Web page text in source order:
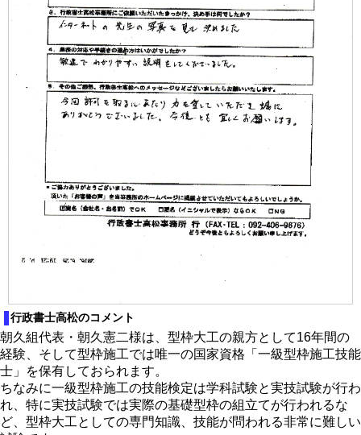
行政書士高松のコメント
朝久組代表・朝久憲二様は、型枠大工の親方として16年間の
経験、そして型枠施工では唯一の国家資格「一級型枠施工技能
士」を保有しておられます。
ちなみに一級型枠施工の技能検定は学科試験と実技試験が行わ
れ、特に実技試験では実際の基礎型枠の組立てが行われるな
ど、型枠大工としての専門知識、技能が問われる非常に難しい